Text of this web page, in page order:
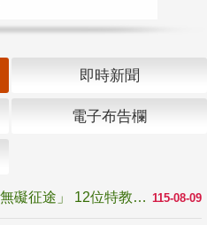
即時新聞
電子布告欄
115-08-09
青年百億海外圓夢基金計畫「無礙征途」 12位特教與弱勢青年勇闖西班牙 跨越感官限制見證生命蛻變